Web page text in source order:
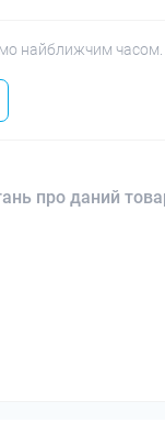
найближчим часом.
про даний